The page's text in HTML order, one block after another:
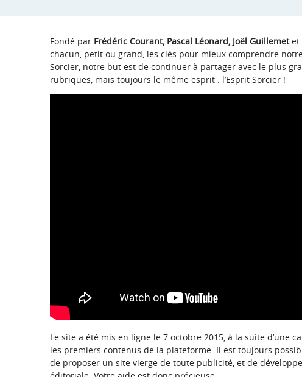
Fondé par Frédéric Courant, Pascal Léonard, Joël Guillemetet
chacun, petit ou grand, les clés pour mieux comprendre
Sorcier, notre but est de continuer à partager avec le plus
rubriques, mais toujours le même esprit : l’Esprit Sorcier !
Le site a été mis en ligne le 7 octobre 2015, à la suite d’une
les premiers contenus de la plateforme. Il est toujours
de proposer un site vierge de toute publicité, et de